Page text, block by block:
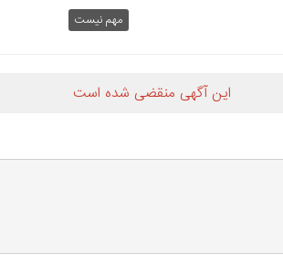
مهم نیست
این آگهی منقضی شده است